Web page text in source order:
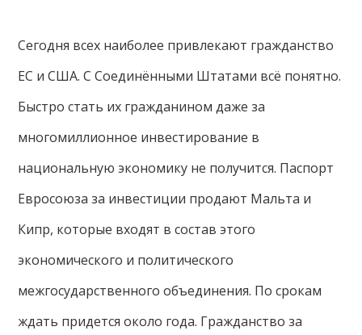
Сегодня всех наиболее привлекают гражданство
ЕС и США. С Соединёнными Штатами всё понятно.
Быстро стать их гражданином даже за
многомиллионное инвестирование в
национальную экономику не получится. Паспорт
Евросоюза за инвестиции продают Мальта и
Кипр, которые входят в состав этого
экономического и политического
межгосударственного объединения. По срокам
ждать придется около года. Гражданство за